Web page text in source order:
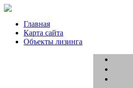
Главная
Карта сайта
Объекты лизинга